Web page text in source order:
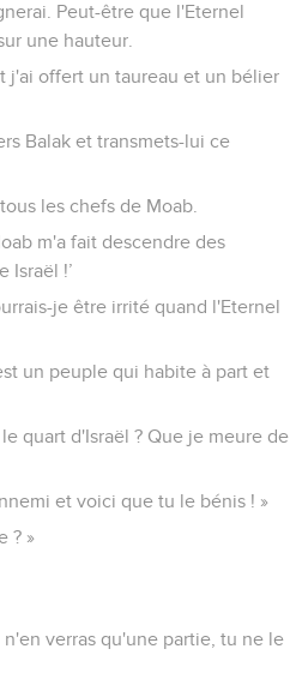
Peut-être que l'Eternel
une hauteur.
j'ai offert un taureau et un bélier
Balak et transmets-lui ce
les chefs de Moab.
m'a fait descendre des
Israël !’
je être irrité quand l'Eternel
un peuple qui habite à part et
quart d'Israël ? Que je meure de
et voici que tu le bénis ! »
? »
verras qu'une partie, tu ne le